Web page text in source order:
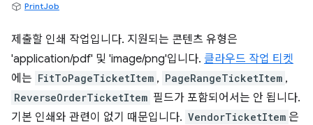
PrintJob
제출할 인쇄 작업입니다. 지원되는 콘텐츠 유형은
'application/pdf' 및 'image/png'입니다. 클라우드 작업 티켓
에는 FitToPageTicketItem , PageRangeTicketItem ,
ReverseOrderTicketItem 필드가 포함되어서는 안 됩니다.
기본 인쇄와 관련이 없기 때문입니다. VendorTicketItem 은